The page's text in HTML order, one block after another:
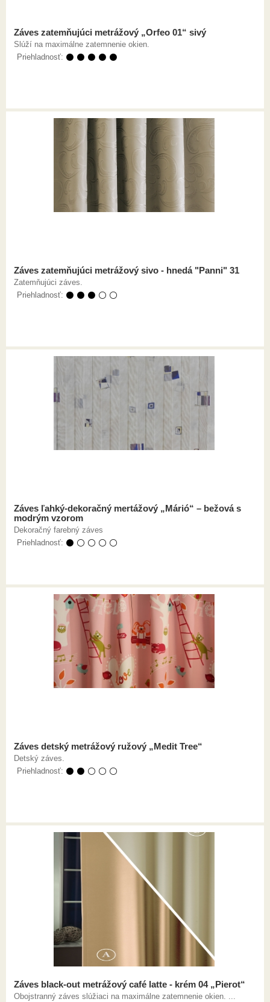
Záves zatemňujúci metrážový „Orfeo 01“ sivý
Slúží na maximálne zatemnenie okien.
Priehladnosť: ⚫ ⚫ ⚫ ⚫ ⚫
Záves zatemňujúci metrážový sivo - hnedá "Panni" 31
Zatemňujúci záves.
Priehladnosť: ⚫ ⚫ ⚫ ⚪ ⚪
Záves ľahký-dekoračný mertážový „Márió“ – bežová s
modrým vzorom
Dekoračný farebný záves
Priehladnosť: ⚫ ⚪ ⚪ ⚪ ⚪
Záves detský metrážový ružový „Medit Tree“
Detský záves.
Priehladnosť: ⚫ ⚫ ⚪ ⚪ ⚪
Záves black-out metrážový café latte - krém 04 „Pierot“
Obojstranný záves slúžiaci na maximálne zatemnenie okien. ...